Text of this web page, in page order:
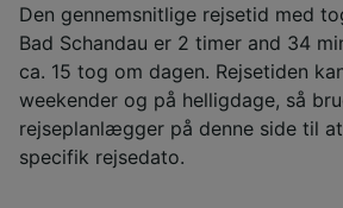
Den gennemsnitlige rejsetid med
Bad Schandau er 2 timer and 34
ca. 15 tog om dagen. Rejsetiden
weekender og på helligdage, så
rejseplanlægger på denne side til
specifik rejsedato.